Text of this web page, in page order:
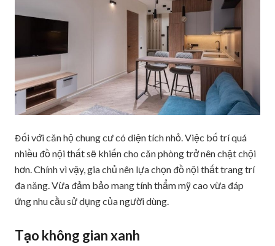
Đối với căn hộ chung cư có diện tích nhỏ. Việc bố trí quá
nhiều đồ nội thất sẽ khiến cho căn phòng trở nên chật chội
hơn. Chính vì vậy, gia chủ nên lựa chọn đồ nội thất trang trí
đa năng. Vừa đảm bảo mang tính thẩm mỹ cao vừa đáp
ứng nhu cầu sử dụng của người dùng.
Tạo không gian xanh